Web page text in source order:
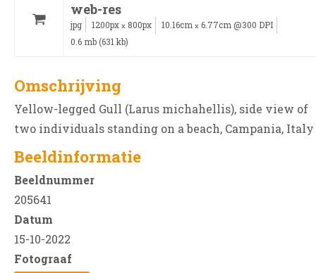
web-res
jpg 1200px x 800px 10.16cm x 6.77cm @300 DPI
0.6 mb (631 kb)
Omschrijving
Yellow-legged Gull (Larus michahellis), side view of
two individuals standing on a beach, Campania, Italy
Beeldinformatie
Beeldnummer
205641
Datum
15-10-2022
Fotograaf